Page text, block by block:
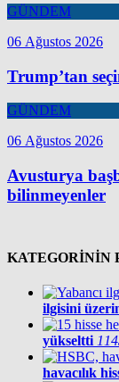
GÜNDEM
06 Ağustos 2026
Trump’tan
GÜNDEM
06 Ağustos 2026
Avusturya
bilinmeyenler
KATEGORİNİN
ilgisini
yükseltti
havacılık